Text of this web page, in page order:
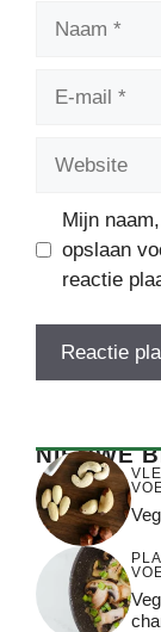
Mijn
opslaan
reactie
NIEUWE